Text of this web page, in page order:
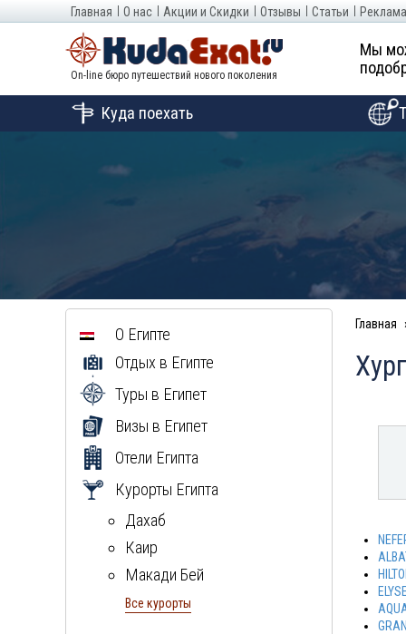
Главная О нас Акции и Скидки Отзывы Статьи
On-line бюро путешествий нового поколения
Мы
Куда поехать
Главная
О Египте
Отдых в Египте
Туры в Египет
Визы в Египет
Отели Египта
Курорты Египта
Дахаб
Каир
Макади Бей
Марса Алам
Все курорты